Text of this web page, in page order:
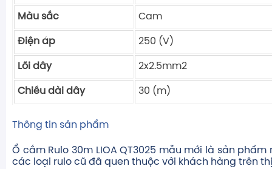
Màu sắc Cam
Điện áp 250 (V)
Lõi dây 2x2.5mm2
Chiều dài dây 30 (m)
Thông tin sản phẩm
Ổ cắm Rulo 30m LIOA QT3025 mẫu mới là sản
các loại rulo cũ đã quen thuộc với khách hàng trên